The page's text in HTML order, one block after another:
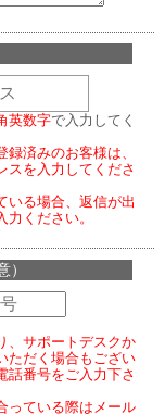
英数字で入力してく
済みのお客様は、
スを入力してくださ
いる場合、返信が出
ください。
）
、サポートデスクか
ただく場合もござい
話番号をご入力下さ
っている際はメール